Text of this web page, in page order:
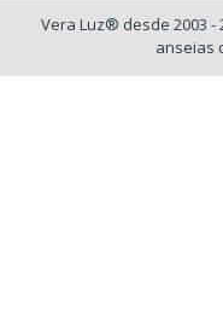
Vera Luz® desde 2003 -
anseias